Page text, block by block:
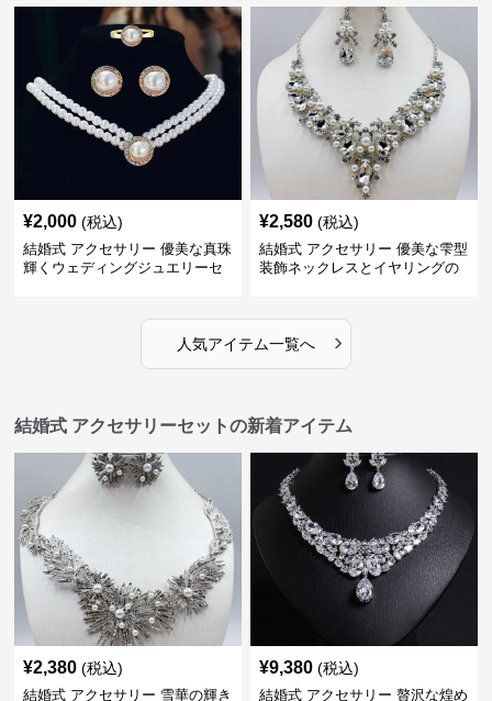
¥2,000 (税込)
結婚式 アクセサリー 優美な真珠
輝くウェディングジュエリーセ
¥2,580 (税込)
結婚式 アクセサリー 優美な雫型
装飾ネックレスとイヤリングの
人気アイテム一覧へ ›
結婚式 アクセサリーセットの新着アイテム
¥2,380 (税込)
結婚式 アクセサリー 雪華の輝き
¥9,380 (税込)
結婚式 アクセサリー 贅沢な煌め